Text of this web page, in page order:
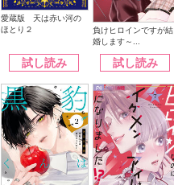
愛蔵版 天は赤い河の
ほとり２
試し読み
負けヒロインですが結
婚します～...
試し読み